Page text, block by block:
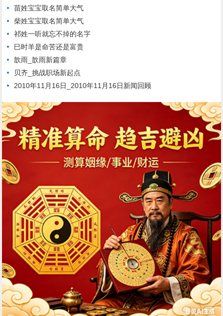
苗姓宝宝取名简单大气
柴姓宝宝取名简单大气
祁姓一听就忘不掉的名字
巳时羊是命苦还是富贵
歆雨_歆雨新篇章
贝齐_挑战职场新起点
2010年11月16日_2010年11月16日新闻回顾